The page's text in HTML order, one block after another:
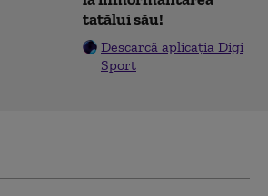
tatălui său!
Descarcă aplicația Digi
Sport